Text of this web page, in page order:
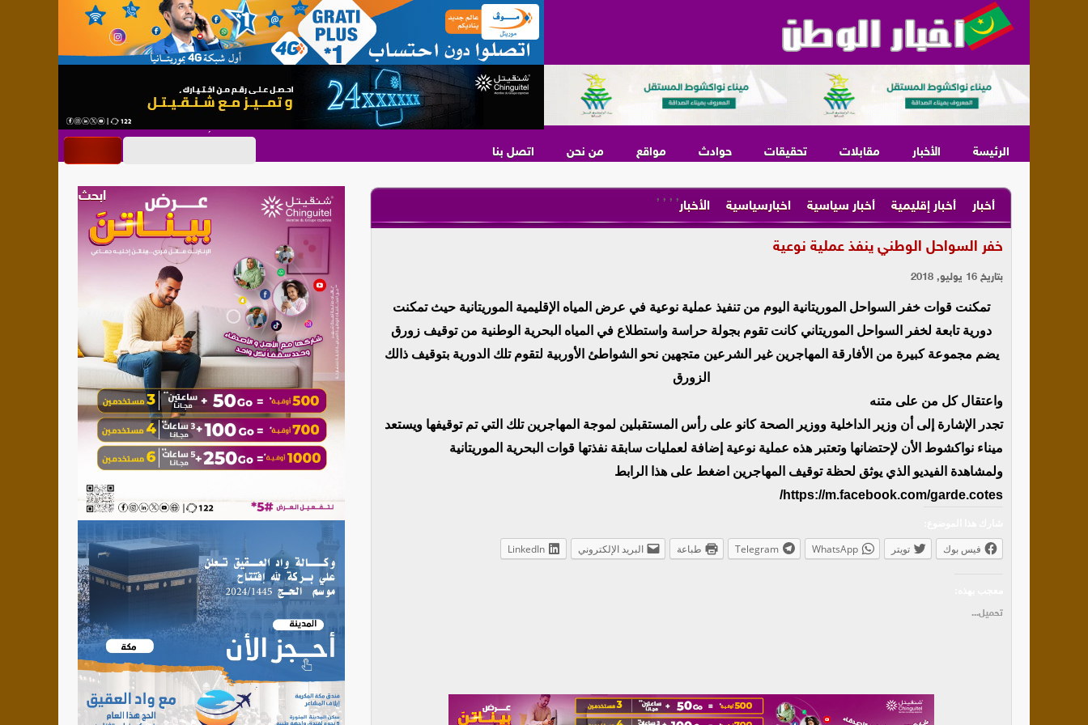
الرئيسة الأخبار مقابلات تحقيقات حوادث مواقع من نحن اتصل بنا
أخبار
,
أخبار إقليمية
,
أخبار سياسية
,
اخبارسياسية
,
الأخبار
خفر السواحل الوطني ينفذ عملية نوعية
بتاريخ 16 يوليو, 2018
تمكنت قوات خفر السواحل الموريتانية اليوم من تنفيذ عملية نوعية في عرض المياه الإقليمية الموريتانية حيث تمكنت
دورية تابعة لخفر السواحل الموريتاني كانت تقوم بجولة حراسة واستطلاع في المياه البحرية الوطنية من توقيف زورق
يضم مجموعة كبيرة من الأفارقة المهاجرين غير الشرعين متجهين نحو الشواطئ الأوربية لتقوم تلك الدورية بتوقيف ذالك
الزورق
واعتقال كل من على متنه
تجدر الإشارة إلى أن وزير الداخلية ووزير الصحة كانو على رأس المستقبلين لموجة المهاجرين تلك التي تم توقيفها ويستعد
ميناء نواكشوط الأن لإحتضانها وتعتبر هذه عملية نوعية إضافة لعمليات سابقة نفذتها قوات البحرية الموريتانية
ولمشاهدة الفيديو الذي يوثق لحظة توقيف المهاجرين اضغط على هذا الرابط
https://m.facebook.com/garde.cotes/
فيس بوك تويتر WhatsApp
Telegram طباعة البريد الإلكتروني LinkedIn
تحميل...